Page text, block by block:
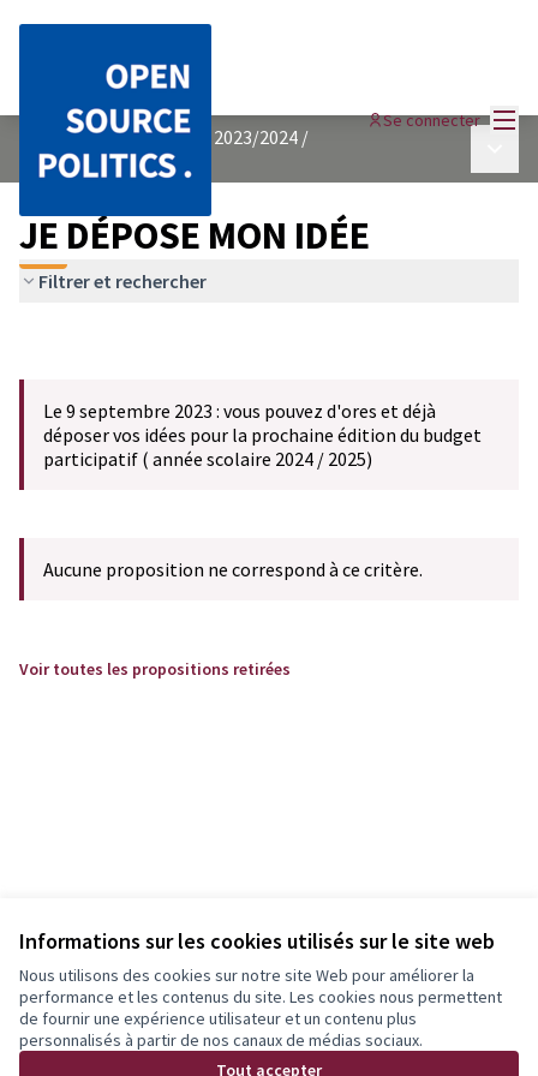
Informations sur les cookies utilisés sur le site web
Nous utilisons des cookies sur notre site Web pour améliorer la
performance et les contenus du site. Les cookies nous permettent
de fournir une expérience utilisateur et un contenu plus
personnalisés à partir de nos canaux de médias sociaux.
Tout accepter
Se connecter
BUDGET PARTICIPATIF 2023/2024 /
JE DÉPOSE MON IDÉE
JE DÉPOSE MON IDÉE
Filtrer et rechercher
Le 9 septembre 2023 : vous pouvez d'ores et déjà
déposer vos idées pour la prochaine édition du budget
participatif ( année scolaire 2024 / 2025)
Aucune proposition ne correspond à ce critère.
Voir toutes les propositions retirées